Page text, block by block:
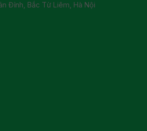
Đỉnh, Bắc Từ Liêm, Hà Nội